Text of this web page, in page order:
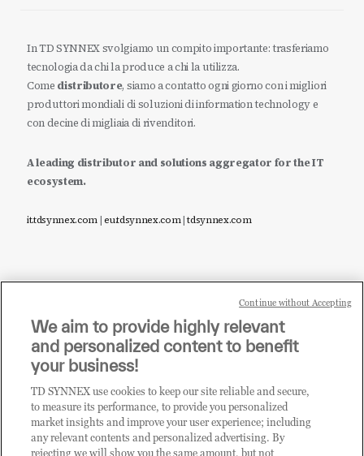
In TD SYNNEX svolgiamo un compito importante: trasferiamo
tecnologia da chi la produce a chi la utilizza.
Come distributore, siamo a contatto ogni giorno con i migliori
produttori mondiali di soluzioni di information technology e
con decine di migliaia di rivenditori.
A leading distributor and solutions aggregator for the IT
ecosystem.
it.tdsynnex.com|eu.tdsynnex.com|tdsynnex.com
Sei un rivenditore di tecnologia e desideri acquistare
i prodotti o le soluzioni trattate sul blog?
CLICCA QUI E DIVENTA
CLIENTE TD SYNNEX
We aim to provide highly relevant
and personalized content to benefit
your business!
TD SYNNEX use cookies to keep our site reliable and secure,
to measure its performance, to provide you personalized
market insights and improve your user experience; including
any relevant contents and personalized advertising. By
rejecting we will show you the same amount, but not
Continue without Accepting